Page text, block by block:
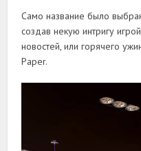
Само название было
создав некую интригу
новостей, или горячего
Paper.